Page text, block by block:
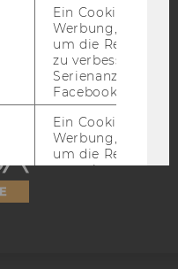
SOCIAL MEDIA
UND STUDIERENDE
Ein Cookie für
Werbung, das
um die Relevanz
zu verbessern
Facebook
Ein Cookie für
Werbung, das
um die Relevanz
zu verbessern